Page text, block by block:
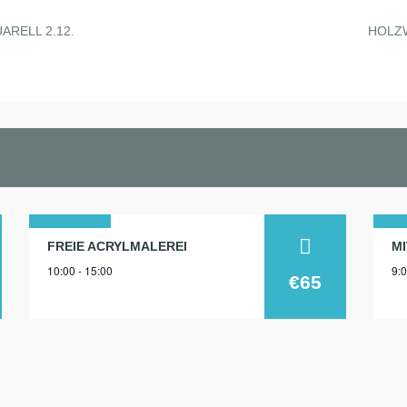
2.12.
19
sep.
FREIE ACRYLMALEREI
10:00 - 15:00
€65